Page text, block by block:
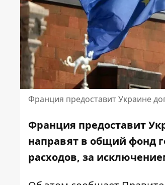
Франция предоставит Украине
Франция предоставит
направят в общий фонд
расходов, за